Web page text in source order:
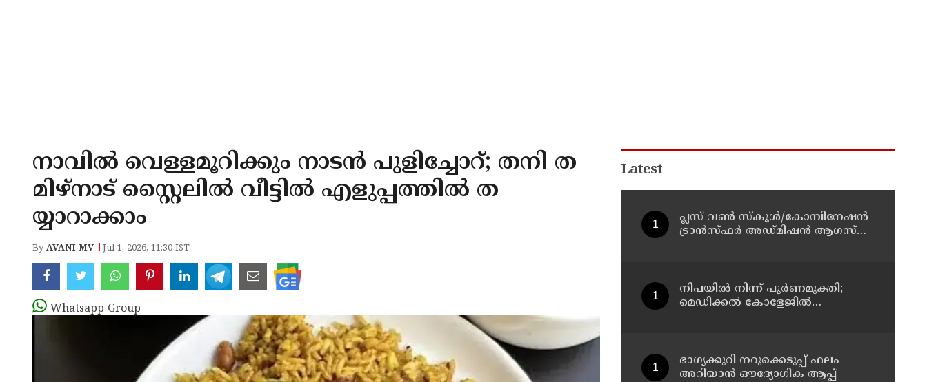
നാവിൽ വെള്ളമൂറിക്കും നാടൻ പുളിച്ചോറ്; തനി ത
മിഴ്‌നാട് സ്റ്റൈലിൽ വീട്ടിൽ എളുപ്പത്തിൽ ത
യ്യാറാക്കാം
ByAVANI MV Jul 1, 2026, 11:30 IST
Whatsapp Group
Latest
പ്ലസ് വൺ സ്‌കൂൾ/കോമ്പിനേഷൻ
ട്രാൻസ്ഫർ അഡ്മിഷൻ ആഗസ്ത്
നിപയിൽ നിന്ന് പൂർണമുക്തി;
മെഡിക്കൽ കോളേജിൽ
ഭാഗ്യക്കുറി നറുക്കെടുപ്പ് ഫലം
അറിയാൻ ഔദ്യോഗിക ആപ്പ്